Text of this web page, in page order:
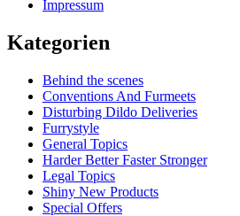
Impressum
Kategorien
Behind the scenes
Conventions And Furmeets
Disturbing Dildo Deliveries
Furrystyle
General Topics
Harder Better Faster Stronger
Legal Topics
Shiny New Products
Special Offers